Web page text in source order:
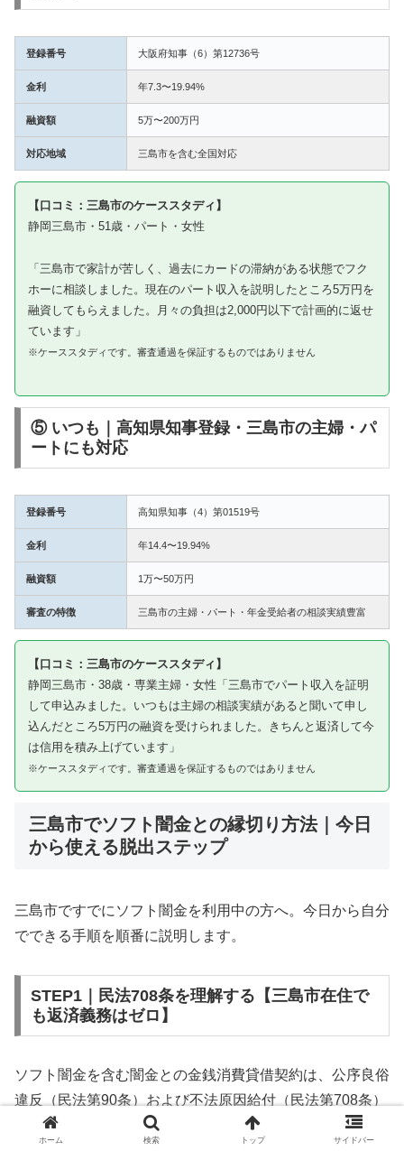
登録番号 大阪府知事（6）第12736号
金利 年7.3〜19.94%
融資額 5万〜200万円
対応地域 三島市を含む全国対応
【口コミ：三島市のケーススタディ】
静岡三島市・51歳・パート・女性
「三島市で家計が苦しく、過去にカードの滞納がある状態でフク
ホーに相談しました。現在のパート収入を説明したところ5万円を
融資してもらえました。月々の負担は2,000円以下で計画的に返せ
ています」
※ケーススタディです。審査通過を保証するものではありません
⑤ いつも｜高知県知事登録・三島市の主婦・パ
ートにも対応
登録番号 高知県知事（4）第01519号
金利 年14.4〜19.94%
融資額 1万〜50万円
審査の特徴 三島市の主婦・パート・年金受給者の相談実績豊富
【口コミ：三島市のケーススタディ】
静岡三島市・38歳・専業主婦・女性「三島市でパート収入を証明
して申込みました。いつもは主婦の相談実績があると聞いて申し
込んだところ5万円の融資を受けられました。きちんと返済して今
は信用を積み上げています」
※ケーススタディです。審査通過を保証するものではありません
三島市でソフト闇金との縁切り方法｜今日
から使える脱出ステップ
三島市ですでにソフト闇金を利用中の方へ。今日から自分
でできる手順を順番に説明します。
STEP1｜民法708条を理解する【三島市在住で
も返済義務はゼロ】
ソフト闇金を含む闇金との金銭消費貸借契約は、公序良俗
違反（民法第90条）および不法原因給付（民法第708条）
に該当するため、法的には無効です。三島市在住であって
ホーム 検索 トップ サイドバー